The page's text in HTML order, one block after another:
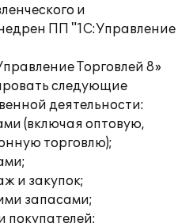
и
ПП "1С:Управление
Торговлей 8»
следующие
деятельности:
(включая оптовую,
торговлю);
и закупок;
запасами;
покупателей;